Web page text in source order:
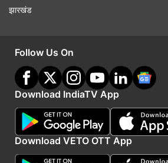
झारखंड
Follow Us On
Download IndiaTV App
Download VETO OTT App